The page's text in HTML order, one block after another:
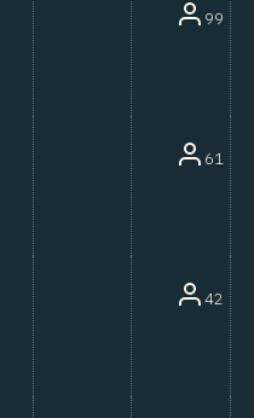
99
61
42